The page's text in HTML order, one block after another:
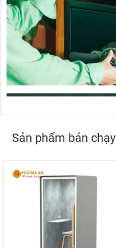
Sản phẩm bán chạy